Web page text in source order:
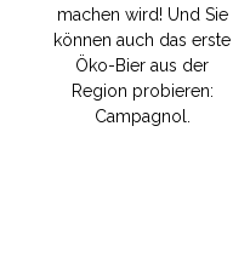
machen wird! Und Sie
können auch das erste
Öko-Bier aus der
Region probieren:
Campagnol.